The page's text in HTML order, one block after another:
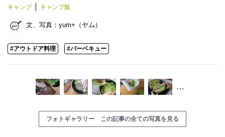
キャンプ キャンプ飯
文、写真： yum+（ヤム）
#アウトドア料理 #バーベキュー
…
フォトギャラリー この記事の全ての写真を見る